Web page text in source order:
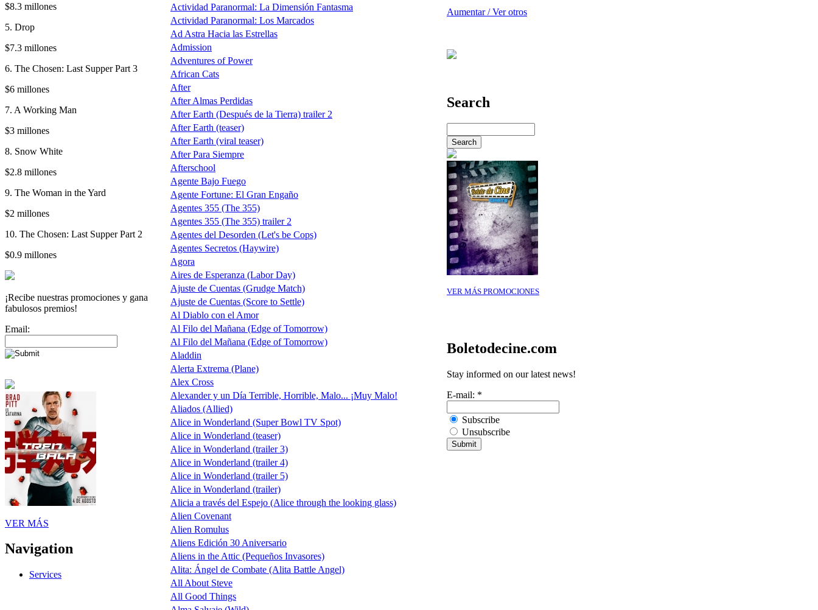
$8.3 millones
5. Drop
$7.3 millones
6. The Chosen: Last Supper Part 3
$6 millones
7. A Working Man
$3 millones
8. Snow White
$2.8 millones
9. The Woman in the Yard
$2 millones
10. The Chosen: Last Supper Part 2
$0.9 millones
¡Recibe nuestras promociones y gana
fabulosos premios!
Email:
VER MÁS
Navigation
Services
Actividad Paranormal: La Dimensión Fantasma
Actividad Paranormal: Los Marcados
Ad Astra Hacia las Estrellas
Admission
Adventures of Power
African Cats
After
After Almas Perdidas
After Earth (Después de la Tierra) trailer 2
After Earth (teaser)
After Earth (viral teaser)
After Para Siempre
Afterschool
Agente Bajo Fuego
Agente Fortune: El Gran Engaño
Agentes 355 (The 355)
Agentes 355 (The 355) trailer 2
Agentes del Desorden (Let's be Cops)
Agentes Secretos (Haywire)
Agora
Aires de Esperanza (Labor Day)
Ajuste de Cuentas (Grudge Match)
Ajuste de Cuentas (Score to Settle)
Al Diablo con el Amor
Al Filo del Mañana (Edge of Tomorrow)
Al Filo del Mañana (Edge of Tomorrow)
Aladdin
Alerta Extrema (Plane)
Alex Cross
Alexander y un Día Terrible, Horrible, Malo... ¡Muy Malo!
Aliados (Allied)
Alice in Wonderland (Super Bowl TV Spot)
Alice in Wonderland (teaser)
Alice in Wonderland (trailer 3)
Alice in Wonderland (trailer 4)
Alice in Wonderland (trailer 5)
Alice in Wonderland (trailer)
Alicia a través del Espejo (Alice through the looking glass)
Alien Covenant
Alien Romulus
Aliens Edición 30 Aniversario
Aliens in the Attic (Pequeños Invasores)
Alita: Ángel de Combate (Alita Battle Angel)
All About Steve
All Good Things
Aumentar / Ver otros
Search
VER MÁS PROMOCIONES
Boletodecine.com
Stay informed on our latest news!
E-mail: *
Subscribe
Unsubscribe